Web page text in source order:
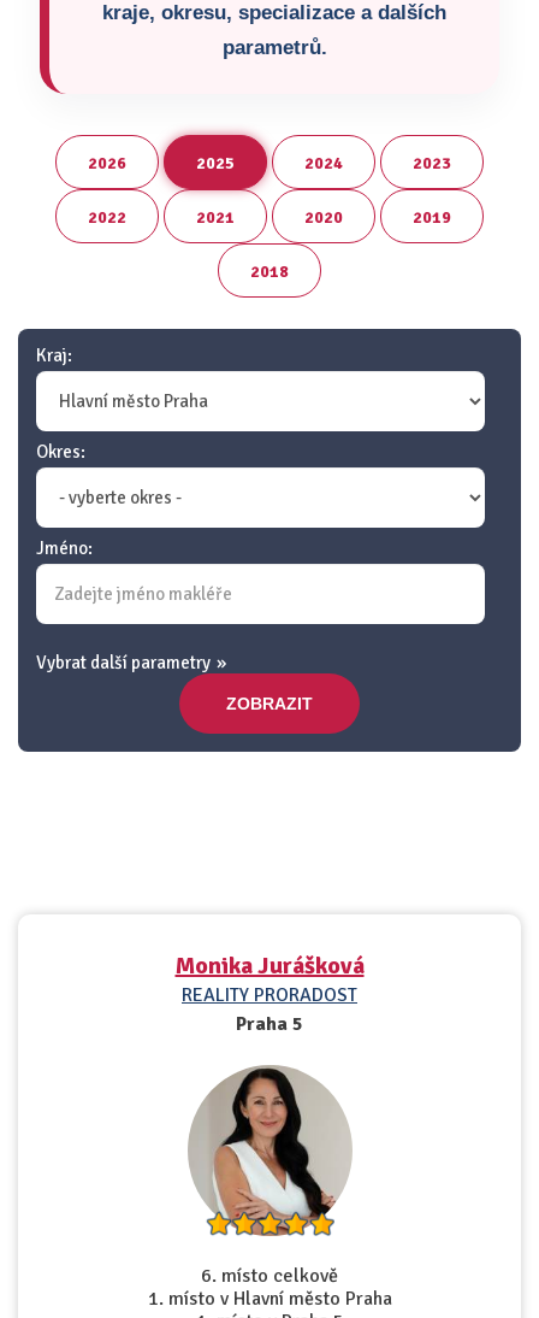
kraje, okresu, specializace a dalších
parametrů.
2026 2025 2024 2023
2022 2021 2020 2019
2018
Kraj:
Okres:
Jméno:
Vybrat další parametry
ZOBRAZIT
Monika Jurášková
REALITY PRORADOST
Praha 5
6. místo celkově
1. místo v Hlavní město Praha